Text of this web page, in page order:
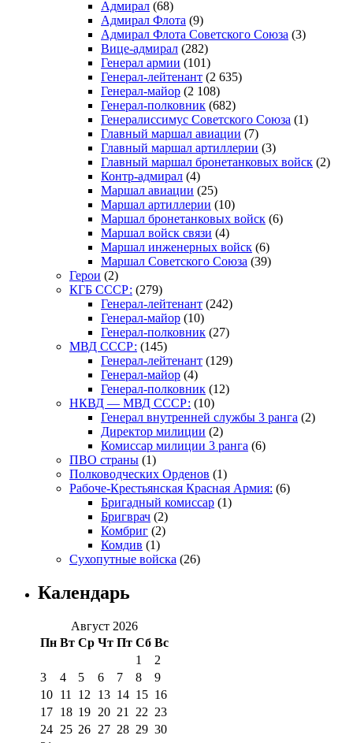
Адмирал (68)
Адмирал Флота (9)
Адмирал Флота Советского Союза (3)
Вице-адмирал (282)
Генерал армии (101)
Генерал-лейтенант (2 635)
Генерал-майор (2 108)
Генерал-полковник (682)
Генералиссимус Советского Союза (1)
Главный маршал авиации (7)
Главный маршал артиллерии (3)
Главный маршал бронетанковых войск (2)
Контр-адмирал (4)
Маршал авиации (25)
Маршал артиллерии (10)
Маршал бронетанковых войск (6)
Маршал войск связи (4)
Маршал инженерных войск (6)
Маршал Советского Союза (39)
Герои (2)
КГБ СССР: (279)
Генерал-лейтенант (242)
Генерал-майор (10)
Генерал-полковник (27)
МВД СССР: (145)
Генерал-лейтенант (129)
Генерал-майор (4)
Генерал-полковник (12)
НКВД — МВД СССР: (10)
Генерал внутренней службы 3 ранга (2)
Директор милиции (2)
Комиссар милиции 3 ранга (6)
ПВО страны (1)
Полководческих Орденов (1)
Рабоче-Крестьянская Красная Армия: (6)
Бригадный комиссар (1)
Бригврач (2)
Комбриг (2)
Комдив (1)
Сухопутные войска (26)
Календарь
Август 2026
Пн Вт Ср Чт Пт Сб Вс
1
2
3
4 5 6 7 8
9
10 11 12 13 14 15 16
17 18 19 20 21 22 23
24 25 26 27 28 29 30